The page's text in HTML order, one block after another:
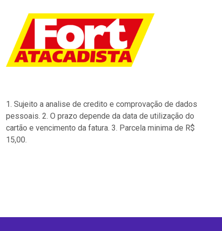
1. Sujeito a analise de credito e comprovação de dados
pessoais. 2. O prazo depende da data de utilização do
cartão e vencimento da fatura. 3. Parcela minima de R$
15,00.